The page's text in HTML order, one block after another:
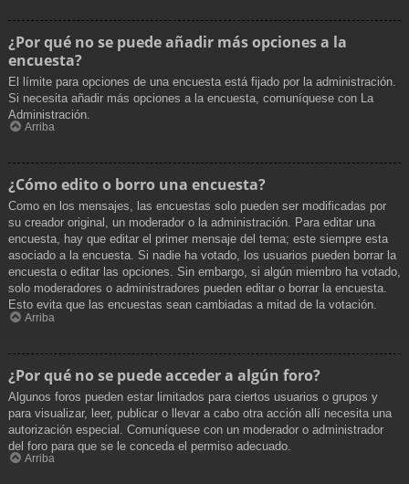
¿Por qué no se puede añadir más opciones a la
encuesta?
El límite para opciones de una encuesta está fijado por la administración.
Si necesita añadir más opciones a la encuesta, comuníquese con La
Administración.
Arriba
¿Cómo edito o borro una encuesta?
Como en los mensajes, las encuestas solo pueden ser modificadas por
su creador original, un moderador o la administración. Para editar una
encuesta, hay que editar el primer mensaje del tema; este siempre esta
asociado a la encuesta. Si nadie ha votado, los usuarios pueden borrar la
encuesta o editar las opciones. Sin embargo, si algún miembro ha votado,
solo moderadores o administradores pueden editar o borrar la encuesta.
Esto evita que las encuestas sean cambiadas a mitad de la votación.
Arriba
¿Por qué no se puede acceder a algún foro?
Algunos foros pueden estar limitados para ciertos usuarios o grupos y
para visualizar, leer, publicar o llevar a cabo otra acción allí necesita una
autorización especial. Comuníquese con un moderador o administrador
del foro para que se le conceda el permiso adecuado.
Arriba